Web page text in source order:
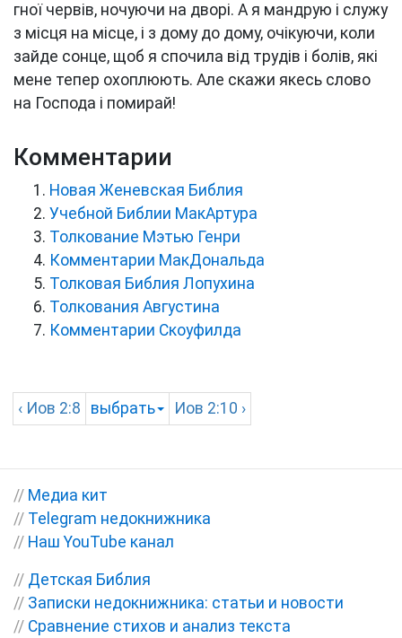
гної червів, ночуючи на дворі. А я мандрую і служу
з місця на місце, і з дому до дому, очікуючи, коли
зайде сонце, щоб я спочила від трудів і болів, які
мене тепер охоплюють. Але скажи якесь слово
на Господа і помирай!
Комментарии
Новая Женевская Библия
Учебной Библии МакАртура
Толкование Мэтью Генри
Комментарии МакДональда
Толковая Библия Лопухина
Толкования Августина
Комментарии Скоуфилда
‹ Иов 2:8 выбрать Иов 2:10 ›
// Медиа кит
// Telegram недокнижника
// Наш YouTube канал
// Детская Библия
// Записки недокнижника: статьи и новости
// Сравнение стихов и анализ текста